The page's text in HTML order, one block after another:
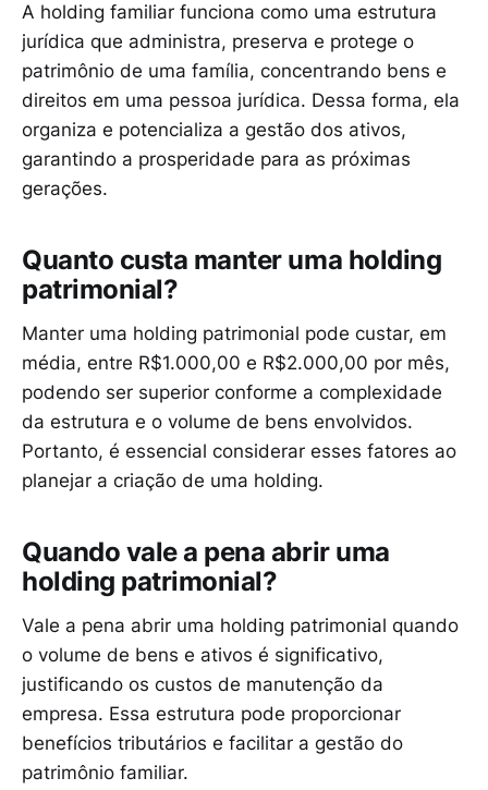
A holding familiar funciona como uma estrutura
jurídica que administra, preserva e protege o
patrimônio de uma família, concentrando bens e
direitos em uma pessoa jurídica. Dessa forma, ela
organiza e potencializa a gestão dos ativos,
garantindo a prosperidade para as próximas
gerações.
Quanto custa manter uma holding
patrimonial?
Manter uma holding patrimonial pode custar, em
média, entre R$1.000,00 e R$2.000,00 por mês,
podendo ser superior conforme a complexidade
da estrutura e o volume de bens envolvidos.
Portanto, é essencial considerar esses fatores ao
planejar a criação de uma holding.
Quando vale a pena abrir uma
holding patrimonial?
Vale a pena abrir uma holding patrimonial quando
o volume de bens e ativos é significativo,
justificando os custos de manutenção da
empresa. Essa estrutura pode proporcionar
benefícios tributários e facilitar a gestão do
patrimônio familiar.